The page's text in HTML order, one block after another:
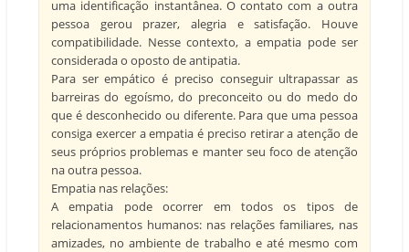
uma identificação instantânea. O contato com a outra
pessoa gerou prazer, alegria e satisfação. Houve
compatibilidade. Nesse contexto, a empatia pode ser
considerada o oposto de antipatia.
Para ser empático é preciso conseguir ultrapassar as
barreiras do egoísmo, do preconceito ou do medo do
que é desconhecido ou diferente. Para que uma pessoa
consiga exercer a empatia é preciso retirar a atenção de
seus próprios problemas e manter seu foco de atenção
na outra pessoa.
Empatia nas relações:
A empatia pode ocorrer em todos os tipos de
relacionamentos humanos: nas relações familiares, nas
amizades, no ambiente de trabalho e até mesmo com